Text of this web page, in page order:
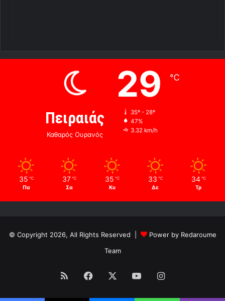
Πειραιάς
Καθαρός Ουρανός
29 ℃
35º - 28º
47%
3.32 km/h
35 ℃
Πα
37 ℃
Σα
35 ℃
Κυ
33 ℃
Δε
34 ℃
Τρ
© Copyright 2026, All Rights Reserved |
Power by Redaroume
Team
RSS Facebook YouTubeInstagram